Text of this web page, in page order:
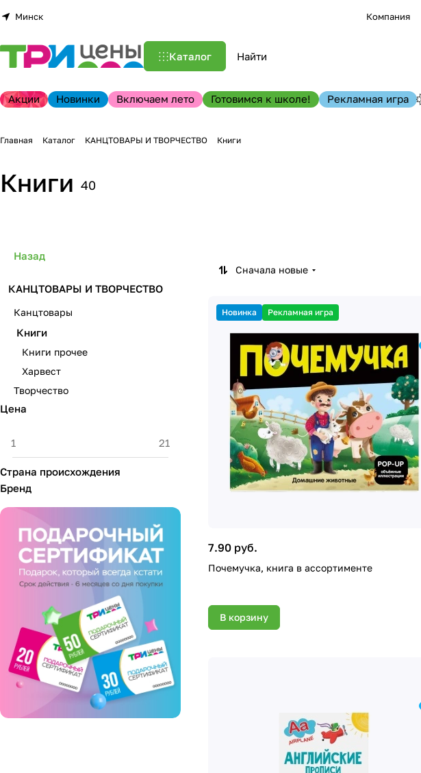
Минск Компания
Каталог
Акции Новинки Включаем лето Готовимся к школе! Рекламная игра
Главная Каталог КАНЦТОВАРЫ И ТВОРЧЕСТВО Книги
Книги 40
Сначала новые
Новинка Рекламная игра
7.90 руб.
Почемучка, книга в ассортименте
В корзину
Назад
КАНЦТОВАРЫ И ТВОРЧЕСТВО
Канцтовары
Книги
Книги прочее
Харвест
Творчество
Цена
Страна происхождения
Бренд